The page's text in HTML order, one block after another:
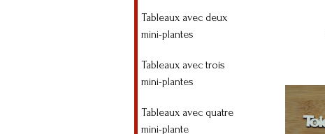
Tableaux avec deux
mini-plantes
Tableaux avec trois
mini-plantes
Tableaux avec quatre
mini-plante